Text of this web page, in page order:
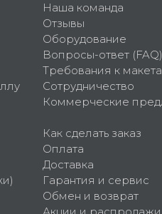
Наша команда
Отзывы
Оборудование
Вопросы-ответ (FAQ)
Требования к
Сотрудничество
Коммерческие
Как сделать заказ
Оплата
Доставка
Гарантия и сервис
Обмен и возврат